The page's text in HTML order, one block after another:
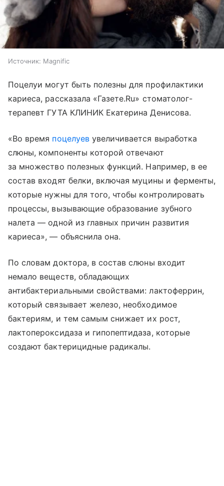
Источник: Magnific
Поцелуи могут быть полезны для профилактики
кариеса, рассказала «Газете.Ru» стоматолог-
терапевт ГУТА КЛИНИК Екатерина Денисова.
«Во время поцелуевувеличивается выработка
слюны, компоненты которой отвечают
за множество полезных функций. Например, в ее
состав входят белки, включая муцины и ферменты,
которые нужны для того, чтобы контролировать
процессы, вызывающие образование зубного
налета — одной из главных причин развития
кариеса», — объяснила она.
По словам доктора, в состав слюны входит
немало веществ, обладающих
антибактериальными свойствами: лактоферрин,
который связывает железо, необходимое
бактериям, и тем самым снижает их рост,
лактопероксидаза и гипопептидаза, которые
создают бактерицидные радикалы.